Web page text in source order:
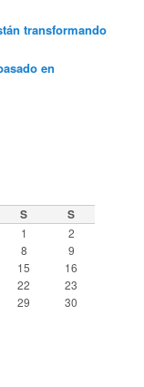
transformando
en
S S
1
2
8
9
15
16
22
23
29
30